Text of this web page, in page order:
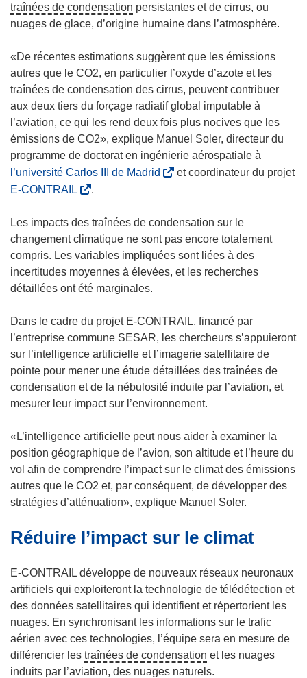
traînées de condensation persistantes et de cirrus, ou
nuages de glace, d’origine humaine dans l’atmosphère.
«De récentes estimations suggèrent que les émissions
autres que le CO2, en particulier l’oxyde d’azote et les
traînées de condensation des cirrus, peuvent contribuer
aux deux tiers du forçage radiatif global imputable à
l’aviation, ce qui les rend deux fois plus nocives que les
émissions de CO2», explique Manuel Soler, directeur du
programme de doctorat en ingénierie aérospatiale à
l’université Carlos III de Madrid
o
u
v
r
a
n
s
u
n
e
o
u
v
e
l
e
n
ê
r
e
)
et coordinateur du projet
E-CONTRAIL
’
o
u
v
r
d
a
n
s
u
n
n
o
u
v
e
e
.
Les impacts des traînées de condensation sur le
changement climatique ne sont pas encore totalement
compris. Les variables impliquées sont liées à des
incertitudes moyennes à élevées, et les recherches
détaillées ont été marginales.
Dans le cadre du projet E-CONTRAIL, financé par
l’entreprise commune SESAR, les chercheurs s’appuieront
sur l’intelligence artificielle et l’imagerie satellitaire de
pointe pour mener une étude détaillées des traînées de
condensation et de la nébulosité induite par l’aviation, et
mesurer leur impact sur l’environnement.
«L’intelligence artificielle peut nous aider à examiner la
position géographique de l’avion, son altitude et l’heure du
vol afin de comprendre l’impact sur le climat des émissions
autres que le CO2 et, par conséquent, de développer des
stratégies d’atténuation», explique Manuel Soler.
Réduire l’impact sur le climat
E-CONTRAIL développe de nouveaux réseaux neuronaux
artificiels qui exploiteront la technologie de télédétection et
des données satellitaires qui identifient et répertorient les
nuages. En synchronisant les informations sur le trafic
aérien avec ces technologies, l’équipe sera en mesure de
différencier les traînées de condensation et les nuages
induits par l’aviation, des nuages naturels.